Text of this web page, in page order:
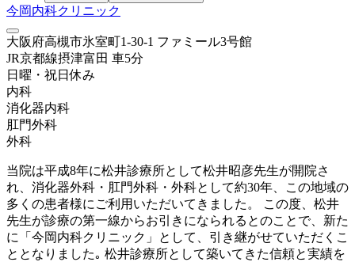
今岡内科クリニック
大阪府高槻市氷室町1-30-1 ファミール3号館
JR京都線摂津富田 車5分
日曜・祝日休み
内科
消化器内科
肛門外科
外科
当院は平成8年に松井診療所として松井昭彦先生が開院さ
れ、消化器外科・肛門外科・外科として約30年、この地域の
多くの患者様にご利用いただいてきました。 この度、松井
先生が診療の第一線からお引きになられるとのことで、新た
に「今岡内科クリニック」として、引き継がせていただくこ
ととなりました｡ 松井診療所として築いてきた信頼と実績を